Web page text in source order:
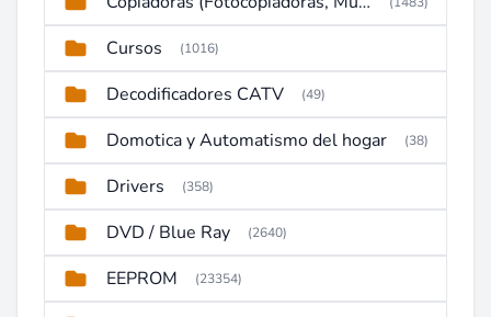
Cursos (1016)
Decodificadores CATV (49)
Domotica y Automatismo del hogar (38)
Drivers (358)
DVD / Blue Ray (2640)
EEPROM (23354)